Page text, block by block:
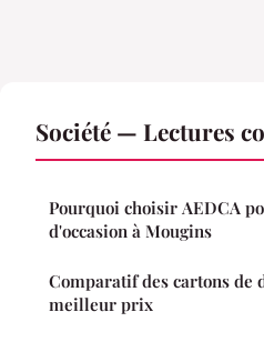
Société — Lectures
Pourquoi choisir AEDCA
d'occasion à Mougins
Comparatif des cartons de
meilleur prix